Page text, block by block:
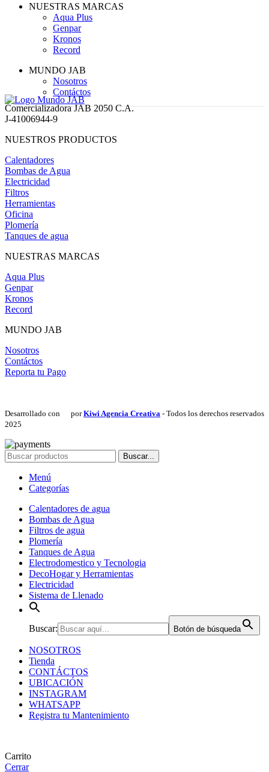
NUESTRAS MARCAS
Aqua Plus
Genpar
Kronos
Record
MUNDO JAB
Nosotros
Contáctos
Comercializadora JAB 2050 C.A.
J-41006944-9
NUESTROS PRODUCTOS
Calentadores
Bombas de Agua
Electricidad
Filtros
Herramientas
Oficina
Plomería
Tanques de agua
NUESTRAS MARCAS
Aqua Plus
Genpar
Kronos
Record
MUNDO JAB
Nosotros
Contáctos
Reporta tu Pago
Desarrollado con porKiwi Agencia Creativa - Todos los derechos reservados
2025
Buscar...
Menú
Categorías
Calentadores de agua
Bombas de Agua
Filtros de agua
Plomería
Tanques de Agua
Electrodomestico y Tecnologia
DecoHogar y Herramientas
Electricidad
Sistema de Llenado
Buscar: Botón de búsqueda
NOSOTROS
Tienda
CONTÁCTOS
UBICACIÓN
INSTAGRAM
WHATSAPP
Registra tu Mantenimiento
Carrito
Cerrar